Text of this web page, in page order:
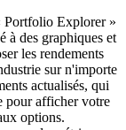
Portfolio Explorer »
des graphiques et
les rendements
sur n'importe
actualisés, qui
pour afficher votre
options.